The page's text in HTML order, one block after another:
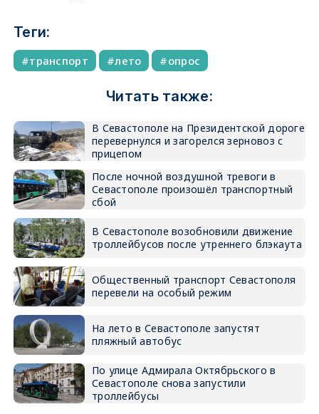
Теги:
транспорт лето опрос
Читать также:
В Севастополе на Президентской дороге
перевернулся и загорелся зерновоз с
прицепом
После ночной воздушной тревоги в
Севастополе произошёл транспортный
сбой
В Севастополе возобновили движение
троллейбусов после утреннего блэкаута
Общественный транспорт Севастополя
перевели на особый режим
На лето в Севастополе запустят
пляжный автобус
По улице Адмирала Октябрьского в
Севастополе снова запустили
троллейбусы